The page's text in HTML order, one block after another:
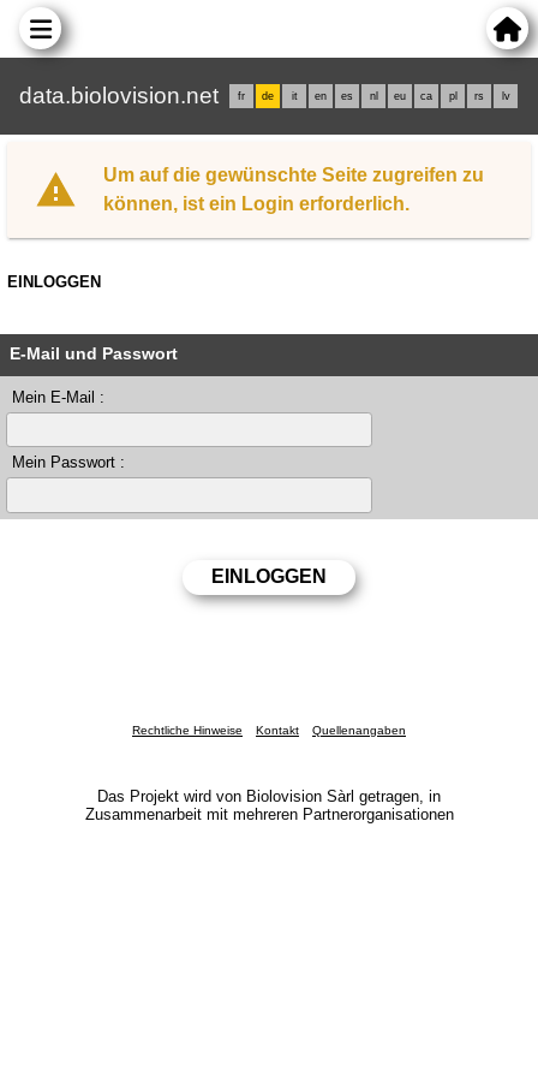
data.biolovision.net fr de it en es nl eu ca pl rs lv
Um auf die gewünschte Seite zugreifen zu
können, ist ein Login erforderlich.
EINLOGGEN
E-Mail und Passwort
Mein E-Mail :
Mein Passwort :
Rechtliche Hinweise Kontakt Quellenangaben
Das Projekt wird von Biolovision Sàrl getragen, in
Zusammenarbeit mit mehreren Partnerorganisationen